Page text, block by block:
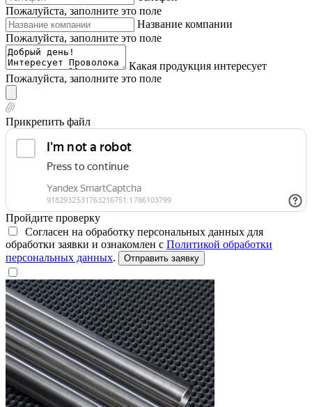
Пожалуйста, заполните это поле
Название компании
Пожалуйста, заполните это поле
Какая продукция интересует
Пожалуйста, заполните это поле
Прикрепить файл
Пройдите проверку
Согласен на обработку персональных данных для
обработки заявки и ознакомлен с Политикой обработки
персональных данных. Отправить заявку